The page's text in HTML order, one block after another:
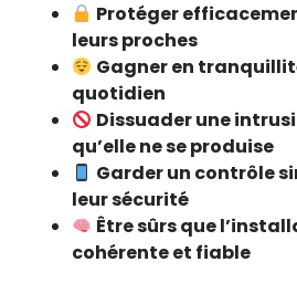
Protéger
leurs proches
Gagner en
quotidien
Dissuader une
qu’elle ne se produise
Garder un contrôle
leur sécurité
Être sûrs que
cohérente et fiable